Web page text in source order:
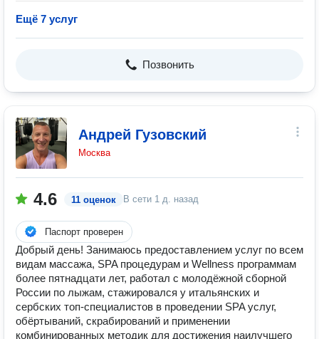
Ещё 7 услуг
Позвонить
Андрей Гузовский
Москва
4.6 11 оценок В сети 1 д. назад
Паспорт проверен
Добрый день! Занимаюсь предоставлением услуг по всем
видам массажа, SPA процедурам и Wellness программам
более пятнадцати лет, работал с молодёжной сборной
России по лыжам, стажировался у итальянских и
сербских топ-специалистов в проведении SPA услуг,
обёртываний, скрабирований и применении
комбинированных методик для достижения наилучшего